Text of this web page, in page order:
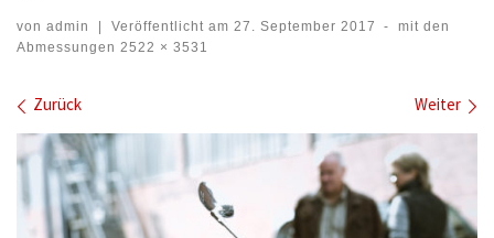
von admin | Veröffentlicht am 27. September 2017 -
mit den
Abmessungen 2522 × 3531
Bilder Navigation
Zurück Weiter